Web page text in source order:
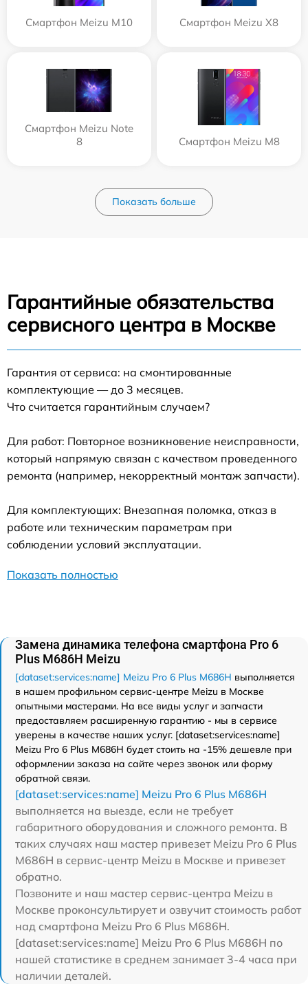
Смартфон Meizu M10 Смартфон Meizu X8
Смартфон Meizu Note
8
Смартфон Meizu M8
Показать больше
Гарантийные обязательства
сервисного центра в Москве
Гарантия от сервиса: на смонтированные
комплектующие — до 3 месяцев.
Что считается гарантийным случаем?
Для работ: Повторное возникновение неисправности,
который напрямую связан с качеством проведенного
ремонта (например, некорректный монтаж запчасти).
Для комплектующих: Внезапная поломка, отказ в
работе или техническим параметрам при
соблюдении условий эксплуатации.
Показать полностью
Замена динамика телефона смартфона Pro 6
Plus M686H Meizu
[dataset:services:name] Meizu Pro 6 Plus M686H выполняется
в нашем профильном сервис-центре Meizu в Москве
опытными мастерами. На все виды услуг и запчасти
предоставляем расширенную гарантию - мы в сервисе
уверены в качестве наших услуг. [dataset:services:name]
Meizu Pro 6 Plus M686H будет стоить на -15% дешевле при
оформлении заказа на сайте через звонок или форму
обратной связи.
[dataset:services:name] Meizu Pro 6 Plus M686H
выполняется на выезде, если не требует
габаритного оборудования и сложного ремонта. В
таких случаях наш мастер привезет Meizu Pro 6 Plus
M686H в сервис-центр Meizu в Москве и привезет
обратно.
Позвоните и наш мастер сервис-центра Meizu в
Москве проконсультирует и озвучит стоимость работ
над смартфона Meizu Pro 6 Plus M686H.
[dataset:services:name] Meizu Pro 6 Plus M686H по
нашей статистике в среднем занимает 3-4 часа при
наличии деталей.